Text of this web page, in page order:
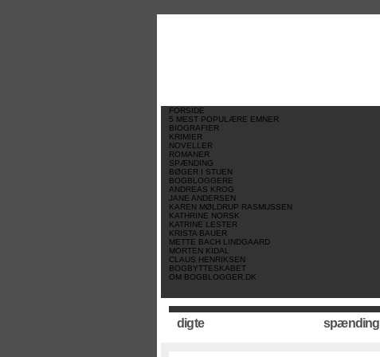
FORSIDE
5 MEST POPULÆRE EMNER
BIOGRAFIER
KRIMIER
NOVELLER
ROMANER
SPÆNDING
BØGER I STUEN
BOGBLOGGERE
ANDREAS KROG
JANE ANDERSEN
KAREN MØLDRUP RASMUSSEN
KATHRINE NORSK
KATRINE LESTER
KRISTA BAUER
METTE BACH LINDGAARD
MORTEN KIDAL
CLAUS HENRIKSEN
BOGBYTTESKABET
OM BOGBLOGGER.DK
digte spænding